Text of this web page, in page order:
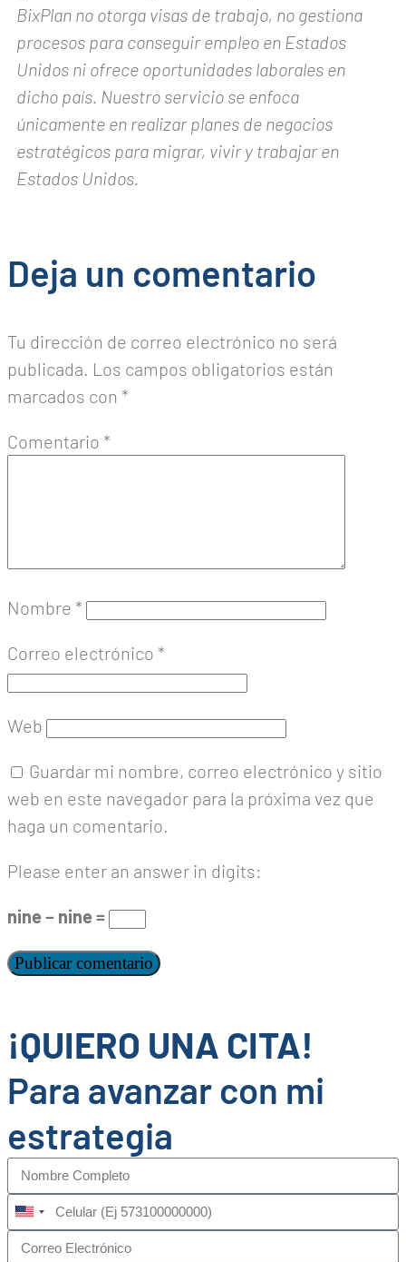
BixPlan no otorga visas de trabajo, no gestiona
procesos para conseguir empleo en Estados
Unidos ni ofrece oportunidades laborales en
dicho país. Nuestro servicio se enfoca
únicamente en realizar planes de negocios
estratégicos para migrar, vivir y trabajar en
Estados Unidos.
Deja un comentario
Tu dirección de correo electrónico no será
publicada. Los campos obligatorios están
marcados con *
Comentario *
Nombre *
Correo electrónico *
Web
Guardar mi nombre, correo electrónico y sitio
web en este navegador para la próxima vez que
haga un comentario.
Please enter an answer in digits:
nine − nine =
¡QUIERO UNA CITA!
Para avanzar con mi
estrategia
United
States